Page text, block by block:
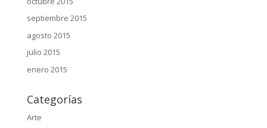
septiembre 2015
agosto 2015
julio 2015
enero 2015
Categorías
Arte